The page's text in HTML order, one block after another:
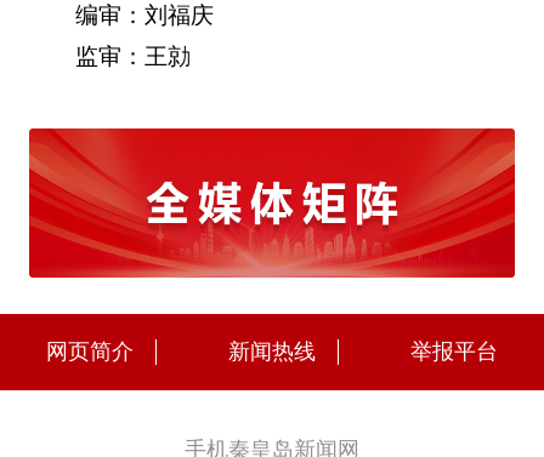
编审：刘福庆
监审：王勍
网页简介 新闻热线 举报平台
手机秦皇岛新闻网